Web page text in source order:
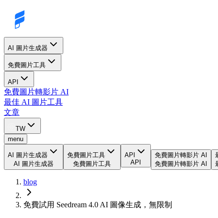
AI 圖片生成器
免費圖片工具
API
免費圖片轉影片 AI
最佳 AI 圖片工具
文章
TW
menu
AI 圖片生成器
AI 圖片生成器
免費圖片工具
免費圖片工具
API
API
免費圖片轉影片 AI
免費圖片轉影片 AI
blog
免費試用 Seedream 4.0 AI 圖像生成，無限制